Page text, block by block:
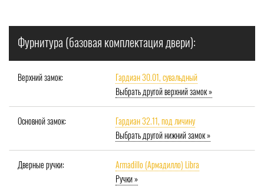
Фурнитура (базовая комплектация двери):
Верхний замок:
Гардиан 30.01, сувальдный
Выбрать другой верхний замок »
Основной замок:
Гардиан 32.11, под личину
Выбрать другой нижний замок »
Дверные ручки:
Armadillo (Армадилло) Libra
Ручки »